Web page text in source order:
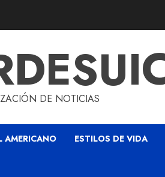
DE NOTICIAS
AMERICANO ESTILOS DE VIDA